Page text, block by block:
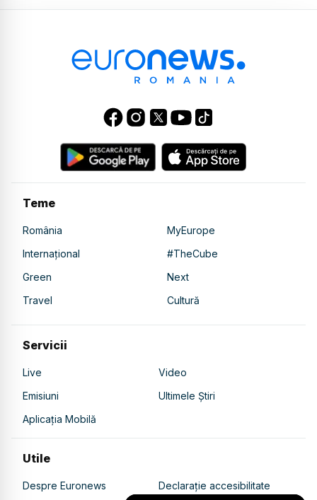
Teme
România
MyEurope
Internațional
#TheCube
Green
Next
Travel
Cultură
Servicii
Live
Video
Emisiuni
Ultimele Știri
Aplicația Mobilă
Utile
Despre Euronews Declarație accesibilitate